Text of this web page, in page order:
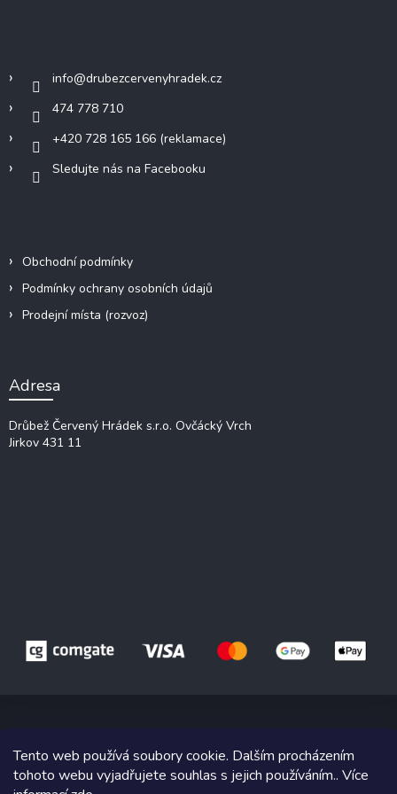
Tento web používá soubory cookie. Dalším procházením
tohoto webu vyjadřujete souhlas s jejich používáním.. Více
y
i
u
info@drubezcervenyhradek.cz
474 778 710
+420 728 165 166 (reklamace)
Sledujte nás na Facebooku
Obchodní podmínky
Podmínky ochrany osobních údajů
Prodejní místa (rozvoz)
Adresa
Drůbež Červený Hrádek s.r.o. Ovčácký Vrch
Jirkov 431 11
Copyright 2026Drůbež Červený Hrádek. Všechna práva vyhrazena.